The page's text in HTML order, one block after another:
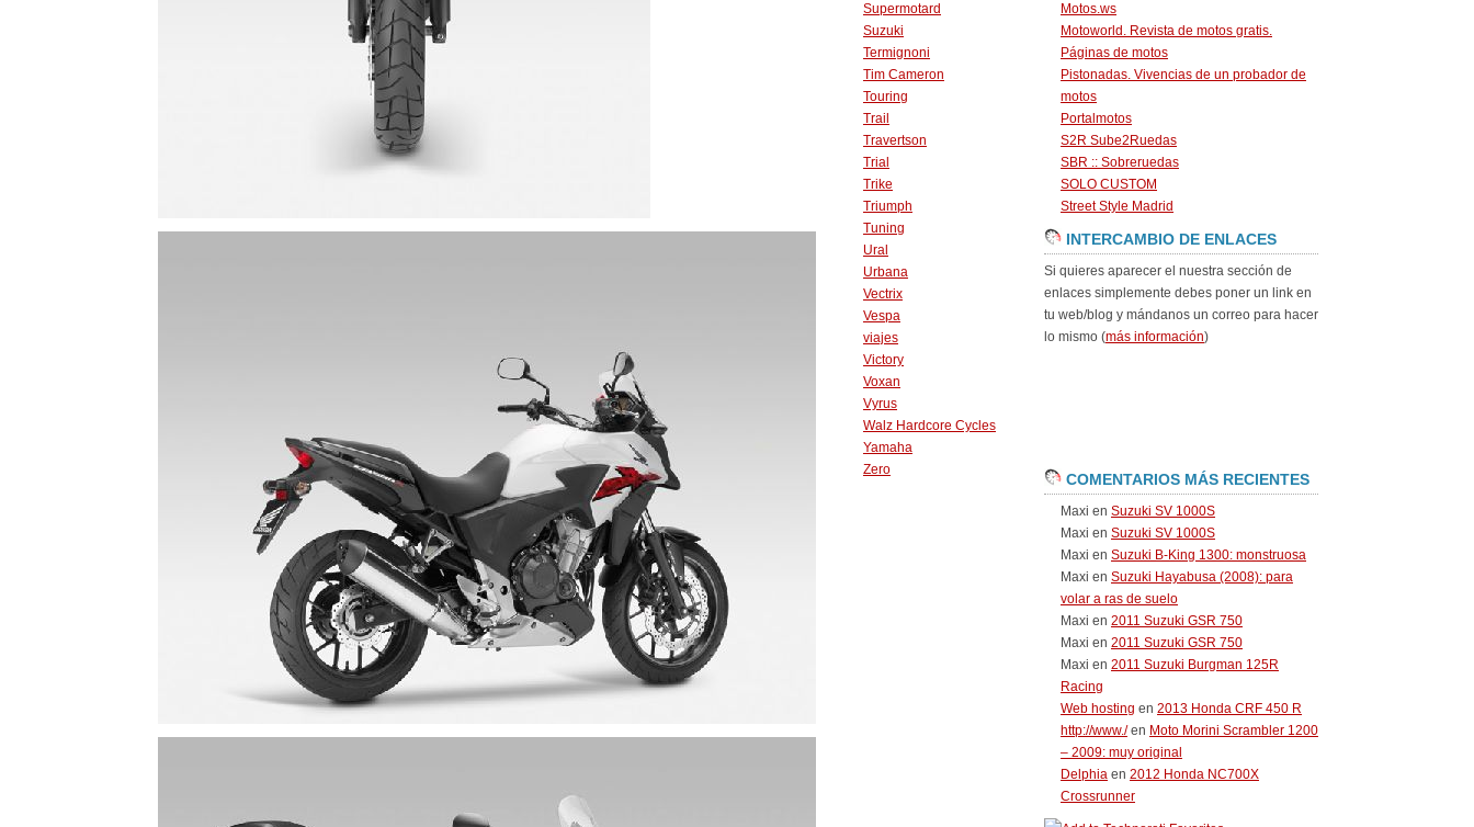
Supermotard
Suzuki
Termignoni
Tim Cameron
Touring
Trail
Travertson
Trial
Trike
Triumph
Tuning
Ural
Urbana
Vectrix
Vespa
viajes
Victory
Voxan
Vyrus
Walz Hardcore Cycles
Yamaha
Zero
Motos.ws
Motoworld. Revista de motos gratis.
Páginas de motos
Pistonadas. Vivencias de un probador de
motos
Portalmotos
S2R Sube2Ruedas
SBR :: Sobreruedas
SOLO CUSTOM
Street Style Madrid
INTERCAMBIO DE ENLACES
Si quieres aparecer el nuestra sección de
enlaces simplemente debes poner un link en
tu web/blog y mándanos un correo para hacer
lo mismo (más información)
COMENTARIOS MÁS RECIENTES
Maxi en Suzuki SV 1000S
Maxi en Suzuki SV 1000S
Maxi en Suzuki B-King 1300: monstruosa
Maxi en Suzuki Hayabusa (2008): para
volar a ras de suelo
Maxi en 2011 Suzuki GSR 750
Maxi en 2011 Suzuki GSR 750
Maxi en 2011 Suzuki Burgman 125R
Racing
Web hosting en 2013 Honda CRF 450 R
http://www./en Moto Morini Scrambler 1200
– 2009: muy original
Delphia en 2012 Honda NC700X
Crossrunner